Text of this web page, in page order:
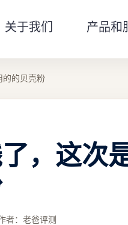
关于我们 产品和
的的贝壳粉
，这次
者： 老爸评测